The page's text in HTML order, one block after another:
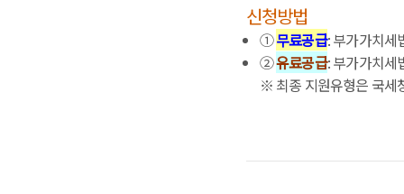
신청방법
①무료공급: 부가가치세
②유료공급: 부가가치세
※ 최종 지원유형은 국세